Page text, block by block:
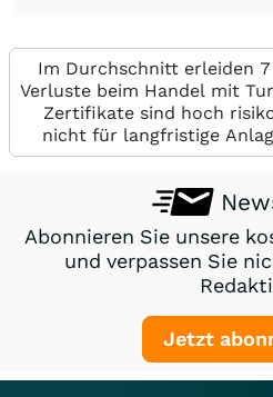
Im Durchschnitt erleiden
Verluste beim Handel mit
Zertifikate sind hoch
nicht für langfristige
Abonnieren Sie unsere
und verpassen Sie
Jetzt